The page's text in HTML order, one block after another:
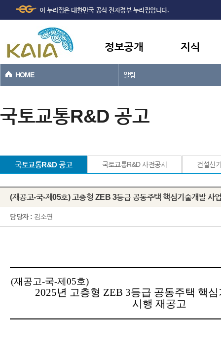
본문바로가기
이 누리집은 대한민국 공식 전자정부 누리집입니다.
정보공개 지식
HOME 알림
국토교통R&D 공고
국토교통R&D 공고 국토교통R&D 사전공시 건설신
(재공고-국-제05호) 고층형 ZEB 3등급 공동주택 핵심기술개발 사
담당자 : 김소연
(재공고-국-제 05호)
2025년 고층형 ZEB 3등급 공동주택 핵
시행 재공고